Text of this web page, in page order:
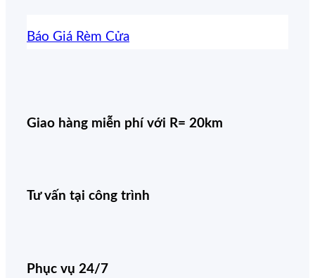
Báo Giá Rèm Cửa
Giao hàng miễn phí với R= 20km
Tư vấn tại công trình
Phục vụ 24/7